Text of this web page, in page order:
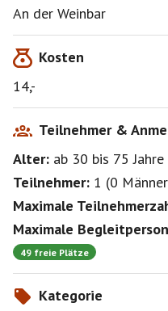
An der Weinbar
Kosten
14,-
Teilnehmer &
Alter: ab 30 bis 75Jahre
Teilnehmer: 1 (0 Männer
Maximale
Maximale
49 freie Plätze
Kategorie